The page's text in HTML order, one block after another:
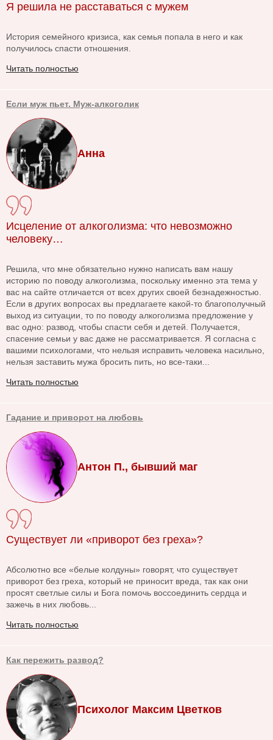
Я решила не расставаться с мужем
История семейного кризиса, как семья попала в него и как
получилось спасти отношения.
Читать полностью
Если муж пьет. Муж-алкоголик
Анна
Исцеление от алкоголизма: что невозможно
человеку…
Решила, что мне обязательно нужно написать вам нашу
историю по поводу алкоголизма, поскольку именно эта тема у
вас на сайте отличается от всех других своей безнадежностью.
Если в других вопросах вы предлагаете какой-то благополучный
выход из ситуации, то по поводу алкоголизма предложение у
вас одно: развод, чтобы спасти себя и детей. Получается,
спасение семьи у вас даже не рассматривается. Я согласна с
вашими психологами, что нельзя исправить человека насильно,
нельзя заставить мужа бросить пить, но все-таки...
Читать полностью
Гадание и приворот на любовь
Антон П., бывший маг
Существует ли «приворот без греха»?
Абсолютно все «белые колдуны» говорят, что существует
приворот без греха, который не приносит вреда, так как они
просят светлые силы и Бога помочь воссоединить сердца и
зажечь в них любовь...
Читать полностью
Как пережить развод?
Психолог Максим Цветков